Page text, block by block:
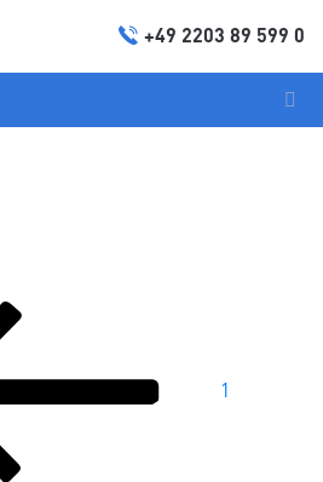
+49 2203 89 599 0
1